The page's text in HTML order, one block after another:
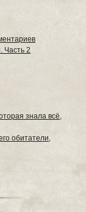
Часть 2
знала всё,
обитатели,